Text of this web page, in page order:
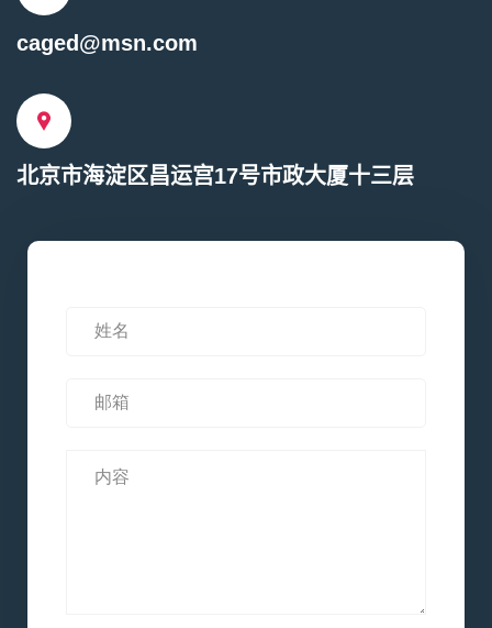
caged@msn.com
北京市海淀区昌运宫17号市政大厦十三层